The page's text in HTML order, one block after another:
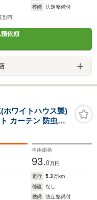
整備
法定整備付
別市
依頼
ワイトハウス製)
カーテン 防虫ネ
ダー キーレス ワ
本体価格
93.0万円
走行 5.3万km
修復
なし
整備
法定整備付